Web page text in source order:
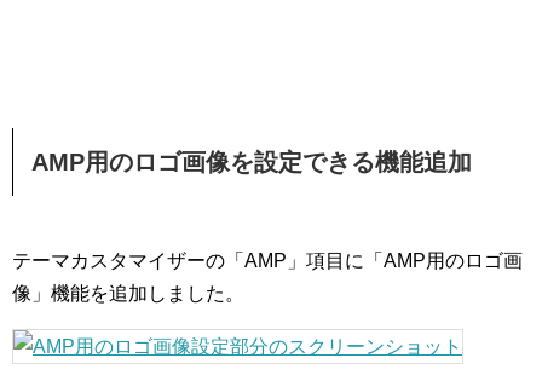
AMP用のロゴ画像を設定できる機能追加
テーマカスタマイザーの「AMP」項目に「AMP用のロゴ画
像」機能を追加しました。